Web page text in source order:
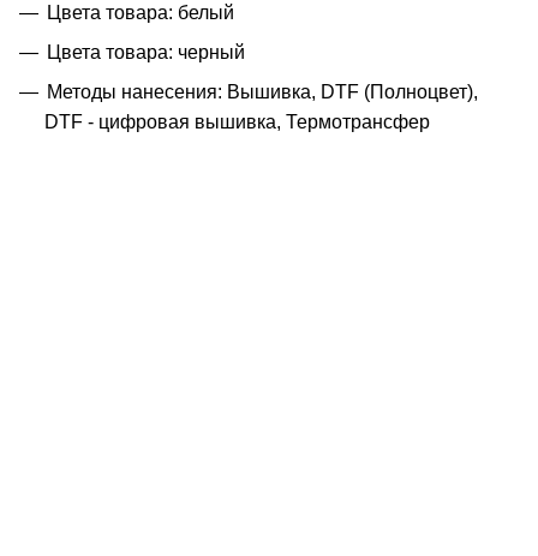
Цвета товара: белый
Цвета товара: черный
Методы нанесения: Вышивка, DTF (Полноцвет),
DTF - цифровая вышивка, Термотрансфер